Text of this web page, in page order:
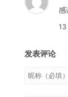
感
发表评论